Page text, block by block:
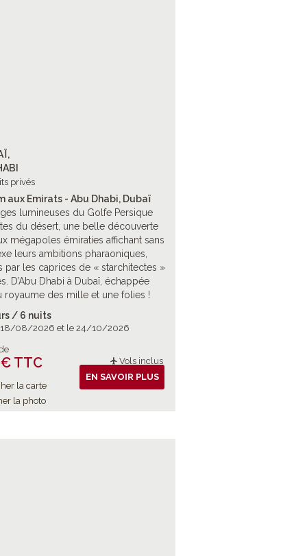
privés
aux Emirats - Abu Dhabi, Dubaï
lumineuses du Golfe Persique
du désert, une belle découverte
mégapoles émiraties affichant sans
leurs ambitions pharaoniques,
par les caprices de « starchitectes »
D’Abu Dhabi à Dubaï, échappée
royaume des mille et une folies !
/ 6 nuits
18/08/2026 et le 24/10/2026
TTC Vols inclus
la carte
la photo
EN SAVOIR PLUS